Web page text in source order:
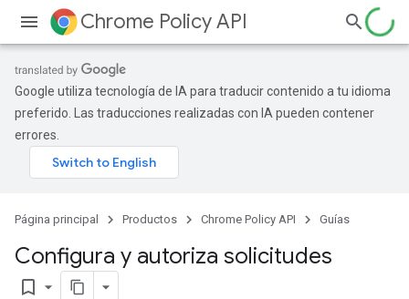
Chrome Policy API
Google utiliza tecnología de IA para traducir contenido a tu idioma
preferido. Las traducciones realizadas con IA pueden contener
errores.
Página principal Productos Chrome Policy API Guías
Configura y autoriza solicitudes
bookmark_border